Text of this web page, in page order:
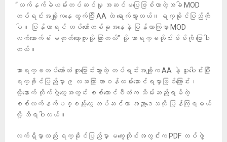
“လက်နက်ခဲယမ်းတပ်ဆင်မှု အဆင်မပြေဖြစ်လာတဲ့အခါ MOD
တပ်ရင်းအချို့ကနေ ထွက်ပြီး AA ထဲ ရောက်သွားတယ်။ ရက္ခိုင်ပြည်ကို
ပါ။ ပြန်လာရင် တပ်တော်တစ်ခုအနေနဲ့ ပြန်လာကြမှာ MOD
လက်အောက်ခံ မဟုတ်တော့ဘူးလို့ ကြားတယ်” လို့ အာရက္ခတိုင်းမ်စ်ကို ပြောပါ
တယ်။
အာရက္ခတပ်တော်ထံ ကူးပြောင်းသွားတဲ့ တပ်ရင်းအချို့က AA နဲ့ ပူးပေါင်းပြီး
ရက္ခိုင်ပြည်မှာ ၉ လအကြာ တာဝန်ထမ်းဆောင်ရမှာဖြစ်ကြောင်း၊
ထို့နောက် တိုက်ပွဲတွေအတွင်း စစ်ကောင်စီထံက သိမ်းဆည်းရမိတဲ့
စစ်လက်နက်ပစ္စည်းတွေ တပ်ဆင်ကာ အညာဒေသကို ပြန်ကြရမယ်
လို့ သိရပါတယ်။
လက်ရှိမှာလည်း ရက္ခိုင်ပြည်မှာ မကွေးတိုင်းအတွင်းက PDF တပ်ဖွဲ့